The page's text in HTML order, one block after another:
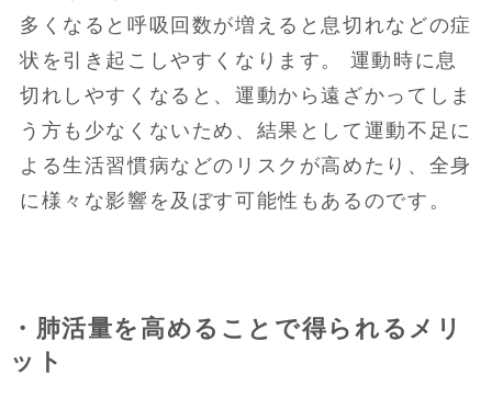
多くなると呼吸回数が増えると息切れなどの症
状を引き起こしやすくなります。 運動時に息
切れしやすくなると、運動から遠ざかってしま
う方も少なくないため、結果として運動不足に
よる生活習慣病などのリスクが高めたり、全身
に様々な影響を及ぼす可能性もあるのです。
・肺活量を高めることで得られるメリ
ット